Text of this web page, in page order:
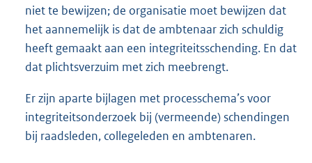
niet te bewijzen; de organisatie moet bewijzen dat
het aannemelijk is dat de ambtenaar zich schuldig
heeft gemaakt aan een integriteitsschending. En dat
dat plichtsverzuim met zich meebrengt.
Er zijn aparte bijlagen met processchema’s voor
integriteitsonderzoek bij (vermeende) schendingen
bij raadsleden, collegeleden en ambtenaren.